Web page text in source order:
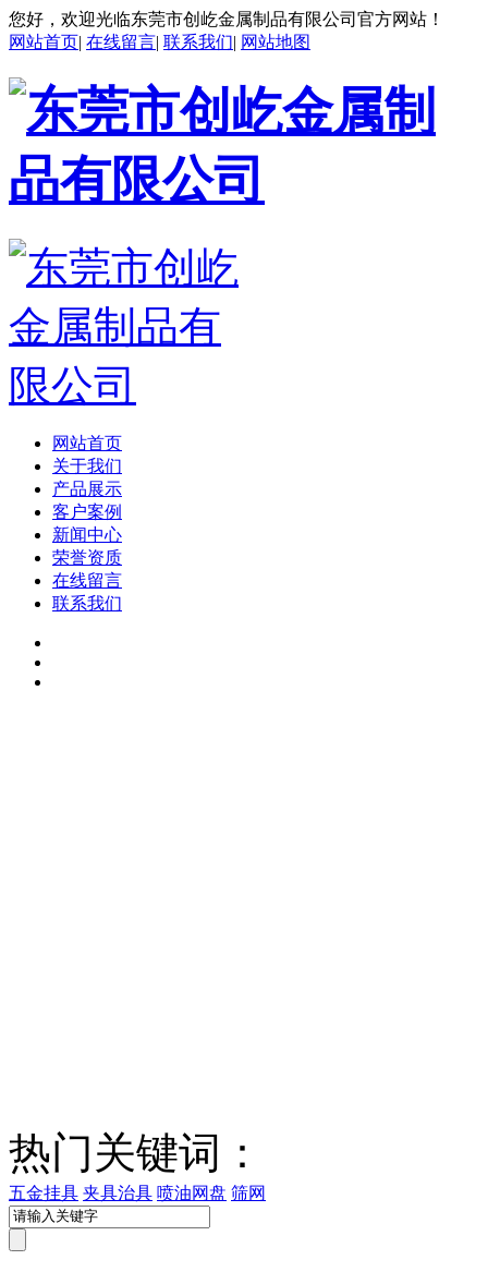
您好，欢迎光临东莞市创屹金属制品有限公司官方网站！
网站首页| 在线留言| 联系我们| 网站地图
网站首页
关于我们
产品展示
客户案例
新闻中心
荣誉资质
在线留言
联系我们
热门关键词：
五金挂具 夹具治具 喷油网盘 筛网